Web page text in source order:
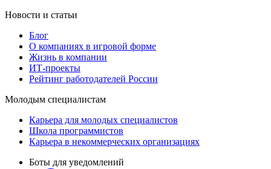
Новости и статьи
Блог
О компаниях в игровой форме
Жизнь в компании
ИТ-проекты
Рейтинг работодателей России
Молодым специалистам
Карьера для молодых специалистов
Школа программистов
Карьера в некоммерческих организациях
Боты для уведомлений